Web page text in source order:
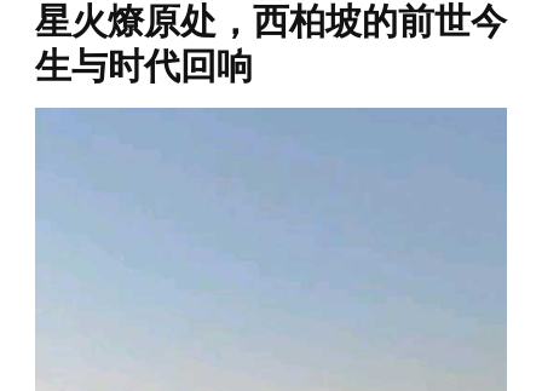
星火燎原处，西柏坡的前世今
生与时代回响